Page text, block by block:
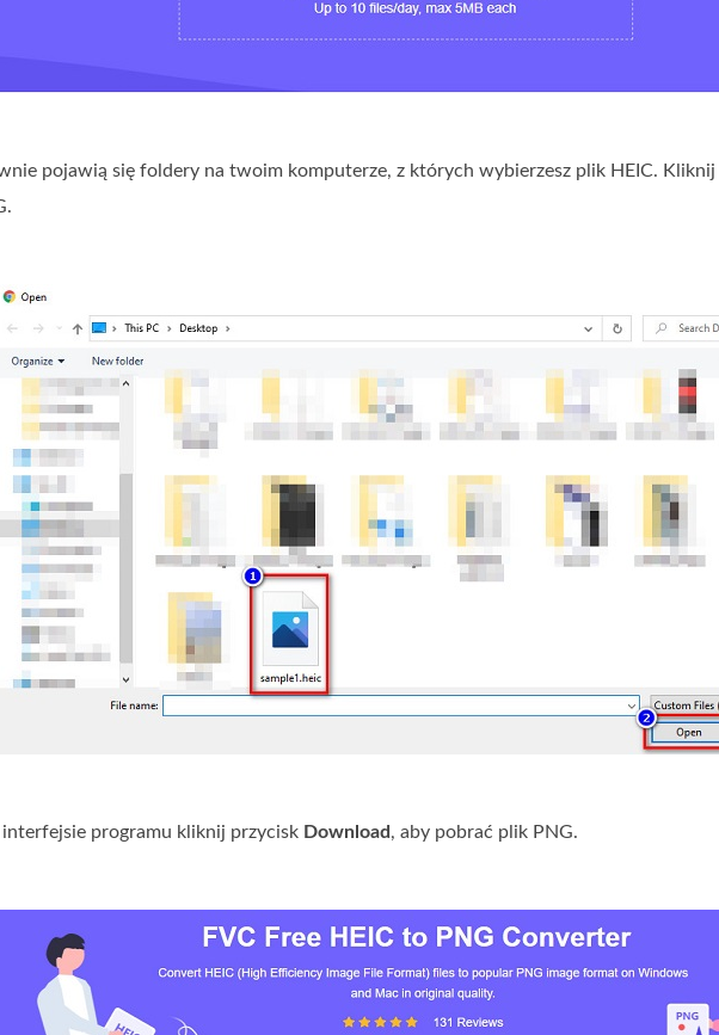
pojawią się foldery na twoim komputerze, z których wybierzesz plik HEIC. Kliknij
programu kliknij przycisk Download , aby pobrać plik PNG.